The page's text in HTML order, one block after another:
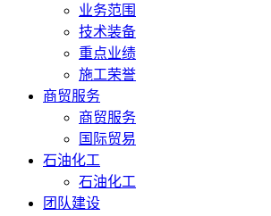
业务范围
技术装备
重点业绩
施工荣誉
商贸服务
商贸服务
国际贸易
石油化工
石油化工
团队建设